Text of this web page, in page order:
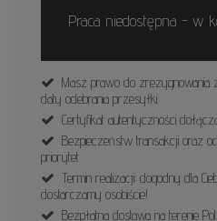
Praca niedostępna - w
Masz prawo do zrezygnowania
daty odebrania przesyłki.
Certyfikat autentyczności
Bezpieczeństw transakcji oraz
priorytet.
Termin realizacji: dogodny dla
dostarczamy osobiście!
Bezpłatna dostawa na terenie